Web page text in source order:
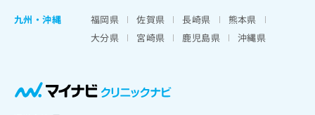
九州・沖縄
福岡県 佐賀県 長崎県
熊本県
大分県
宮崎県 鹿児島県 沖縄県